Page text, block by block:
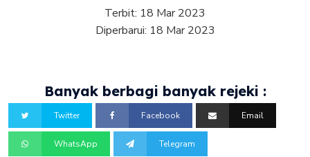
Terbit: 18 Mar 2023
Diperbarui: 18 Mar 2023
Banyak berbagi banyak rejeki :
Twitter Facebook Email
WhatsApp Telegram